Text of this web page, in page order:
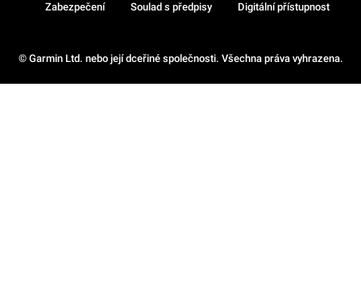
© Garmin Ltd. nebo její dceřiné společnosti. Všechna práva vyhrazena.
Zabezpečení Soulad s předpisy Digitální přístupnost